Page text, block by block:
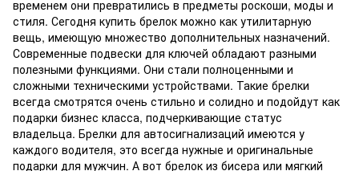
временем они превратились в предметы роскоши, моды и
стиля. Сегодня купить брелок можно как утилитарную
вещь, имеющую множество дополнительных назначений.
Современные подвески для ключей обладают разными
полезными функциями. Они стали полноценными и
сложными техническими устройствами. Такие брелки
всегда смотрятся очень стильно и солидно и подойдут как
подарки бизнес класса, подчеркивающие статус
владельца. Брелки для автосигнализаций имеются у
каждого водителя, это всегда нужные и оригинальные
подарки для мужчин. А вот брелок из бисера или мягкий